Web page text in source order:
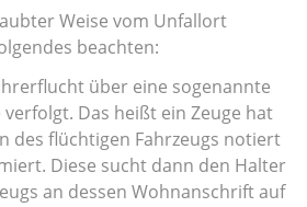
Weise vom Unfallort
beachten:
über eine sogenannte
verfolgt. Das heißt ein Zeuge hat
des flüchtigen Fahrzeugs notiert
Diese sucht dann den Halter
an dessen Wohnanschrift auf